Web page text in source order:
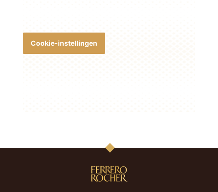
Cookie-instellingen